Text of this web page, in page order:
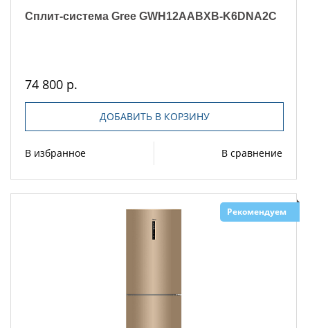
Сплит-система Gree GWH12AABXB-K6DNA2C
74 800 р.
ДОБАВИТЬ В КОРЗИНУ
В избранное В сравнение
Рекомендуем